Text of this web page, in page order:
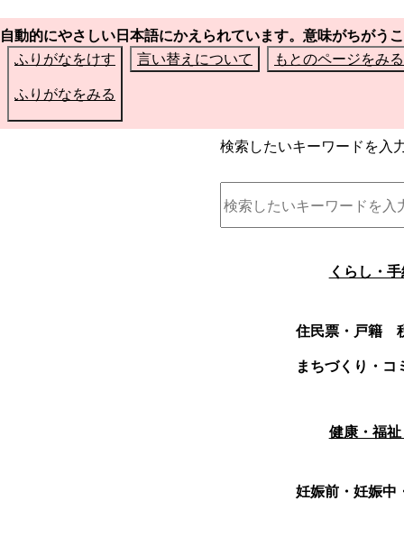
自動的にやさしい日本語にかえられています。意味がちがう
ふりがなをけす
ふりがなをみる
言い替えについて もとのページをみる
検索したいキーワードを入
くらし・
住民票・戸籍
まちづくり・コ
健康・福
妊娠前・妊娠中